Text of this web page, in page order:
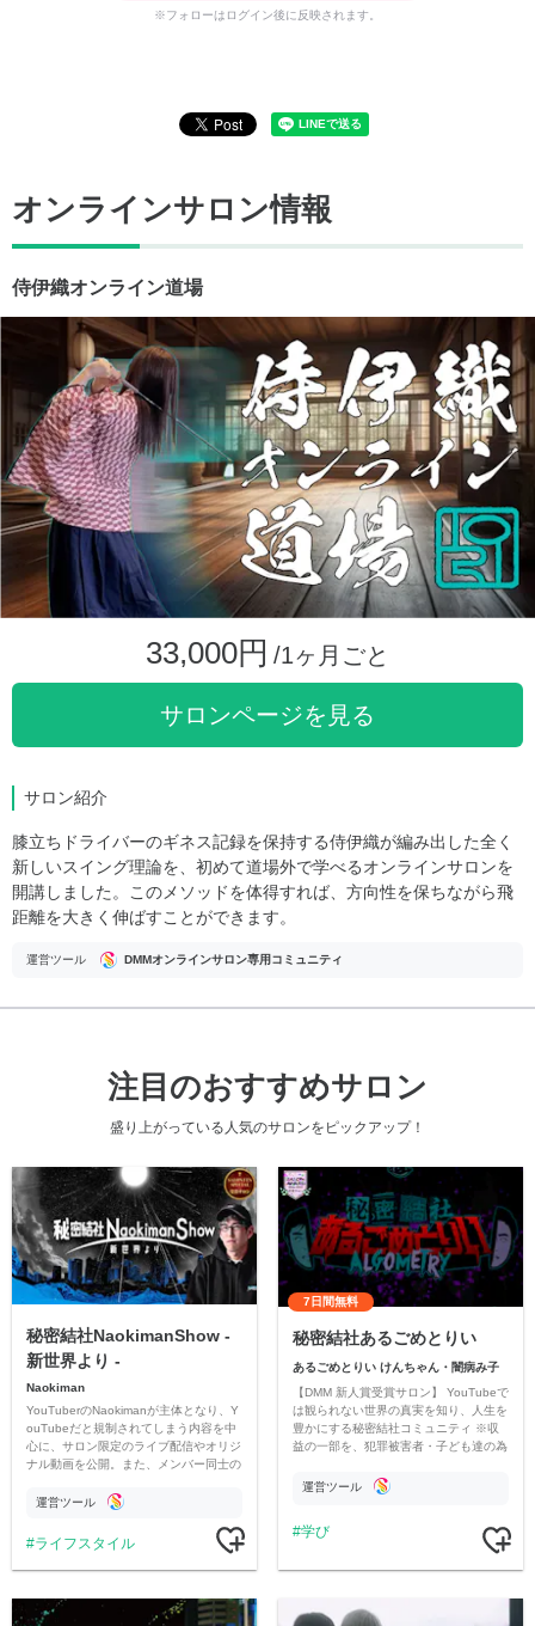
※フォローはログイン後に反映されます。
オンラインサロン情報
侍伊織オンライン道場
33,000円 /1ヶ月ごと
サロンページを見る
サロン紹介
膝立ちドライバーのギネス記録を保持する侍伊織が編み出した全く
新しいスイング理論を、初めて道場外で学べるオンラインサロンを
開講しました。このメソッドを体得すれば、方向性を保ちながら飛
距離を大きく伸ばすことができます。
運営ツール DMMオンラインサロン専用コミュニティ
注目のおすすめサロン
盛り上がっている人気のサロンをピックアップ！
秘密結社NaokimanShow -
新世界より -
Naokiman
YouTuberのNaokimanが主体となり、Y
ouTubeだと規制されてしまう内容を中
心に、サロン限定のライブ配信やオリジ
ナル動画を公開。また、メンバー同士の
ただいています。
運営ツール
ライフスタイル
7日間無料
秘密結社あるごめとりい
あるごめとりい けんちゃん・闇病み子
【DMM 新人賞受賞サロン】 YouTubeで
は観られない世界の真実を知り、人生を
豊かにする秘密結社コミュニティ ※収
益の一部を、犯罪被害者・子ども達の為
す運営ツール
学び